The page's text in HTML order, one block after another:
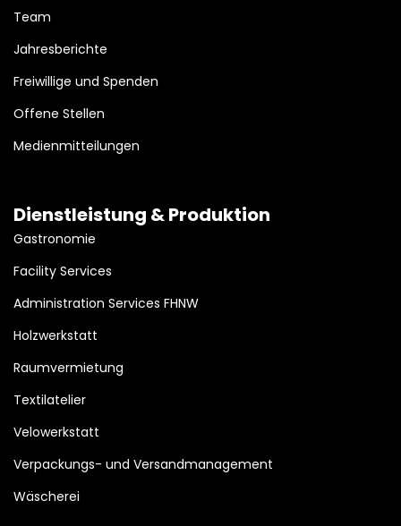
Team
Jahresberichte
Freiwillige und Spenden
Offene Stellen
Medienmitteilungen
Dienstleistung & Produktion
Gastronomie
Facility Services
Administration Services FHNW
Holzwerkstatt
Raumvermietung
Textilatelier
Velowerkstatt
Verpackungs- und Versandmanagement
Wäscherei